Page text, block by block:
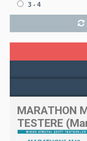
3 - 4
MARATHON
TESTERE